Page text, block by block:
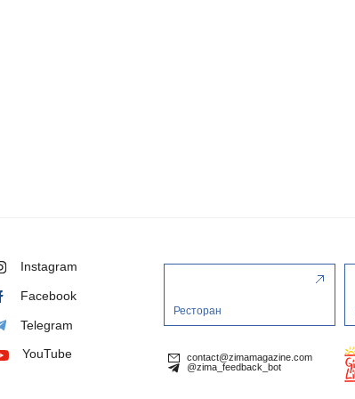
Instagram
Facebook
Telegram
YouTube
Ресторан
contact@zimamagazine.com
@zima_feedback_bot